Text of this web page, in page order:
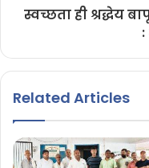
स्वच्छता ही श्रद्धेय
Related Articles